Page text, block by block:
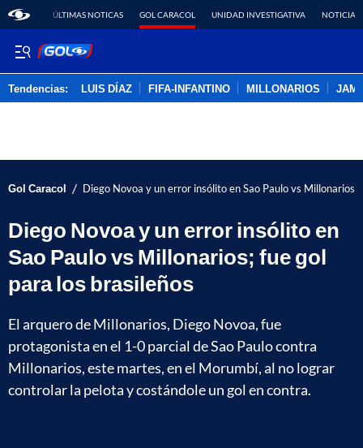
ÚLTIMAS NOTICAS GOL CARACOL UNIDAD INVESTIGATIVA NOTICIAS
Tendencias: LUIS DÍAZ FIFA-INFANTINO MILLONARIOS
Gol Caracol / Diego Novoa y un error insólito en Sao Paulo vs Millonarios;
Diego Novoa y un error insólito en
Sao Paulo vs Millonarios; fue gol
para los brasileños
El arquero de Millonarios, Diego Novoa, fue
protagonista en el 1-0 parcial de Sao Paulo contra
Millonarios, este martes, en el Morumbí, al no lograr
controlar la pelota y costándole un gol en contra.